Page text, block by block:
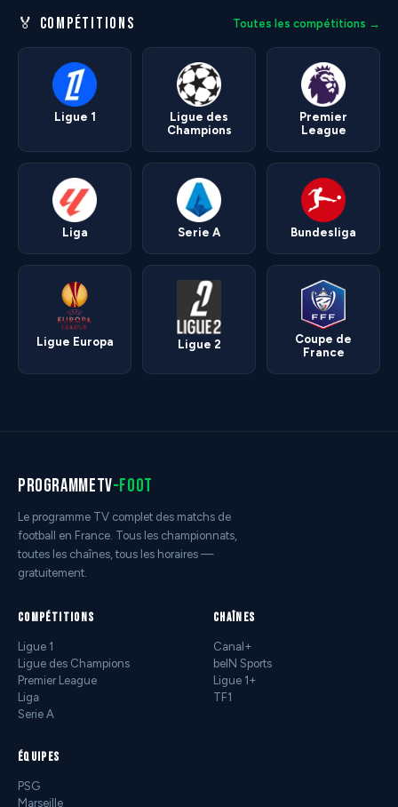
🏅 COMPÉTITIONS Toutes les compétitions →
Ligue 1
Ligue des
Champions
Premier
League
Liga Serie A Bundesliga
Ligue Europa Ligue 2
Coupe de
France
programmetv-foot
Le programme TV complet des matchs de
football en France. Tous les championnats,
toutes les chaînes, tous les horaires —
gratuitement.
COMPÉTITIONS
Ligue 1
Ligue des Champions
Premier League
Liga
Serie A
CHAÎNES
Canal+
beIN Sports
Ligue 1+
TF1
ÉQUIPES
PSG
Marseille